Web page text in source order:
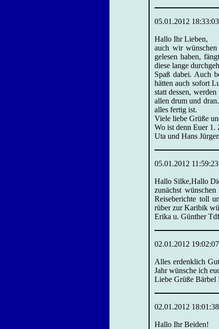
05.01.2012 18:33:03
Hallo Ihr Lieben,
auch wir
gelesen haben,
diese lange
Spaß dabei. Auch
hätten auch sofort
statt dessen,
allen drum und
alles fertig ist.
Viele liebe Grüße
Wo ist denn Euer
Uta und Hans
05.01.2012 11:59:23
Hallo Silke,Hallo
zunächst
Reiseberichte toll
rüber zur Karibik
Erika u. Günther
02.01.2012 19:02:07
Alles erdenklich
Jahr wünsche ich
Liebe Grüße Bärbel
02.01.2012 18:01:38
Hallo Ihr Beiden!